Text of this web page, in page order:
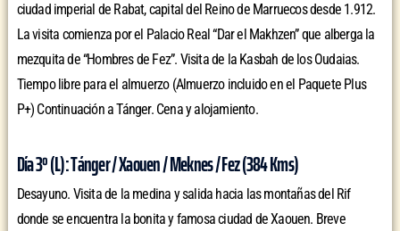
ciudad imperial de Rabat, capital del Reino de Marruecos desde 1.912.
La visita comienza por el Palacio Real “Dar el Makhzen” que alberga la
mezquita de “Hombres de Fez”. Visita de la Kasbah de los Oudaias.
Tiempo libre para el almuerzo (Almuerzo incluido en el Paquete Plus
P+) Continuación a Tánger. Cena y alojamiento.
Día 3º (L): Tánger / Xaouen / Meknes / Fez (384 Kms)
Desayuno. Visita de la medina y salida hacia las montañas del Rif
donde se encuentra la bonita y famosa ciudad de Xaouen. Breve